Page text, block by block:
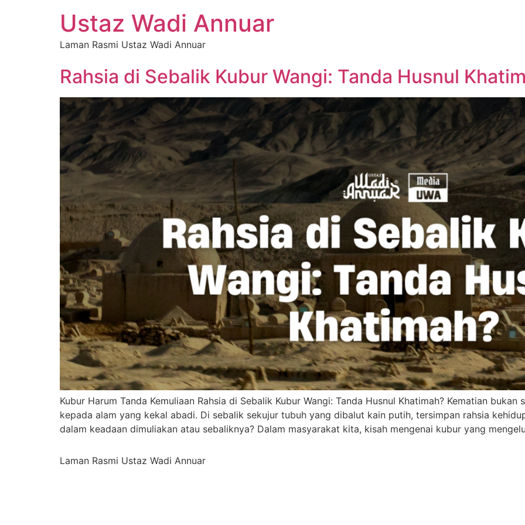
Ustaz Wadi Annuar
Laman Rasmi Ustaz Wadi Annuar
Rahsia di Sebalik Kubur Wangi: Tanda Husnul
Kubur Harum Tanda Kemuliaan Rahsia di Sebalik Kubur Wangi: Tanda Husnul Khatimah? Kematian
kepada alam yang kekal abadi. Di sebalik sekujur tubuh yang dibalut kain putih, tersimpan rahsia
dalam keadaan dimuliakan atau sebaliknya? Dalam masyarakat kita, kisah mengenai kubur yang
Laman Rasmi Ustaz Wadi Annuar